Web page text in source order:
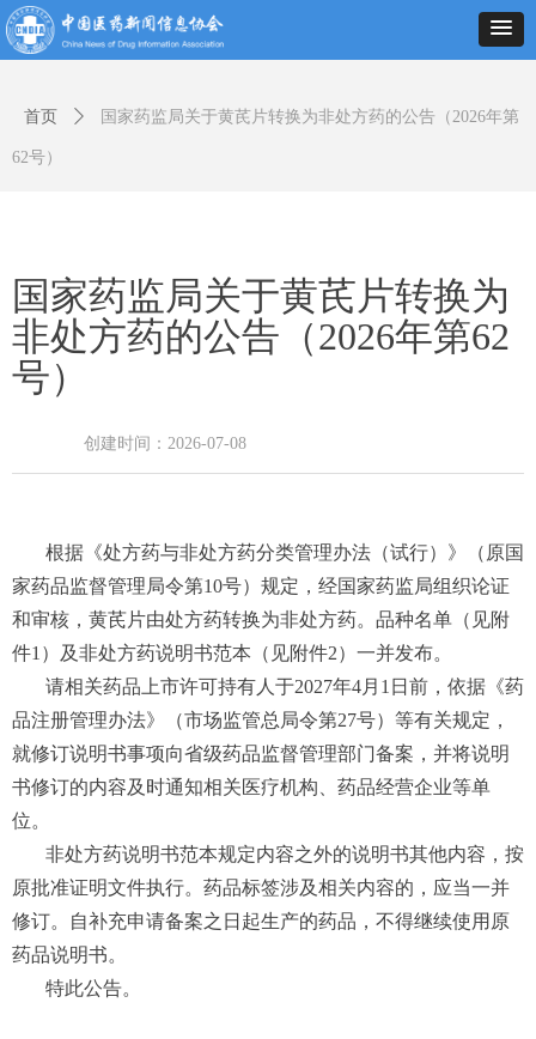
国家药监局关于黄芪片转换为
非处方药的公告（2026年第62
号）
根据《处方药与非处方药分类管理办法（试行）》（原国
家药品监督管理局令第10号）规定，经国家药监局组织论证
和审核，黄芪片由处方药转换为非处方药。品种名单（见附
件1）及非处方药说明书范本（见附件2）一并发布。
请相关药品上市许可持有人于2027年4月1日前，依据《药
品注册管理办法》（市场监管总局令第27号）等有关规定，
就修订说明书事项向省级药品监督管理部门备案，并将说明
书修订的内容及时通知相关医疗机构、药品经营企业等单
位。
非处方药说明书范本规定内容之外的说明书其他内容，按
原批准证明文件执行。药品标签涉及相关内容的，应当一并
修订。自补充申请备案之日起生产的药品，不得继续使用原
药品说明书。
特此公告。
创建时间： 2026-07-08
首页 ꄲ 国家药监局关于黄芪片转换为非处方药的公告（2026年第
62号）